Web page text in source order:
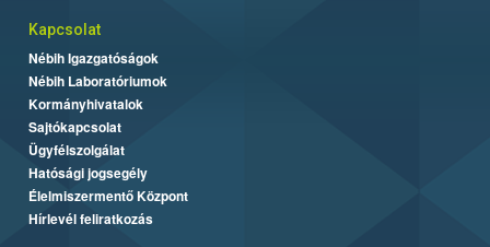
Kapcsolat
Nébih Igazgatóságok
Nébih Laboratóriumok
Kormányhivatalok
Sajtókapcsolat
Ügyfélszolgálat
Hatósági jogsegély
Élelmiszermentő Központ
Hírlevél feliratkozás